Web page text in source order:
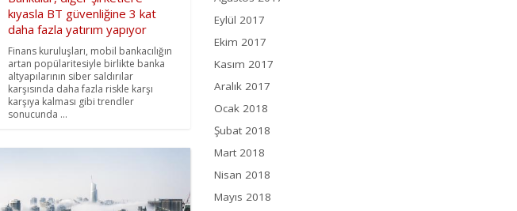
kıyasla BT güvenliğine 3 kat
daha fazla yatırım yapıyor
Finans kuruluşları, mobil bankacılığın
artan popülaritesiyle birlikte banka
altyapılarının siber saldırılar
karşısında daha fazla riskle karşı
karşıya kalması gibi trendler
sonucunda ...
Eylül 2017
Ekim 2017
Kasım 2017
Aralık 2017
Ocak 2018
Şubat 2018
Mart 2018
Nisan 2018
Mayıs 2018